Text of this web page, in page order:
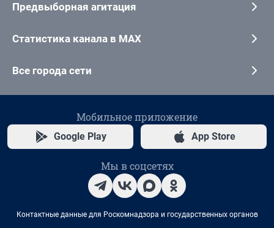
Предвыборная агитация
Статистика канала в MAX
Все города сети
Мобильное приложение
Google Play App Store
Мы в соцсетях
Контактные данные для Роскомнадзора и государственных органов